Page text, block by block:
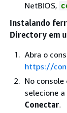
NetBIOS,
Instalando
Directory em
Abra o
https://
No console
selecione
Conectar.